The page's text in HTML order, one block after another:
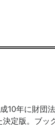
10年に財
定版。ブッ